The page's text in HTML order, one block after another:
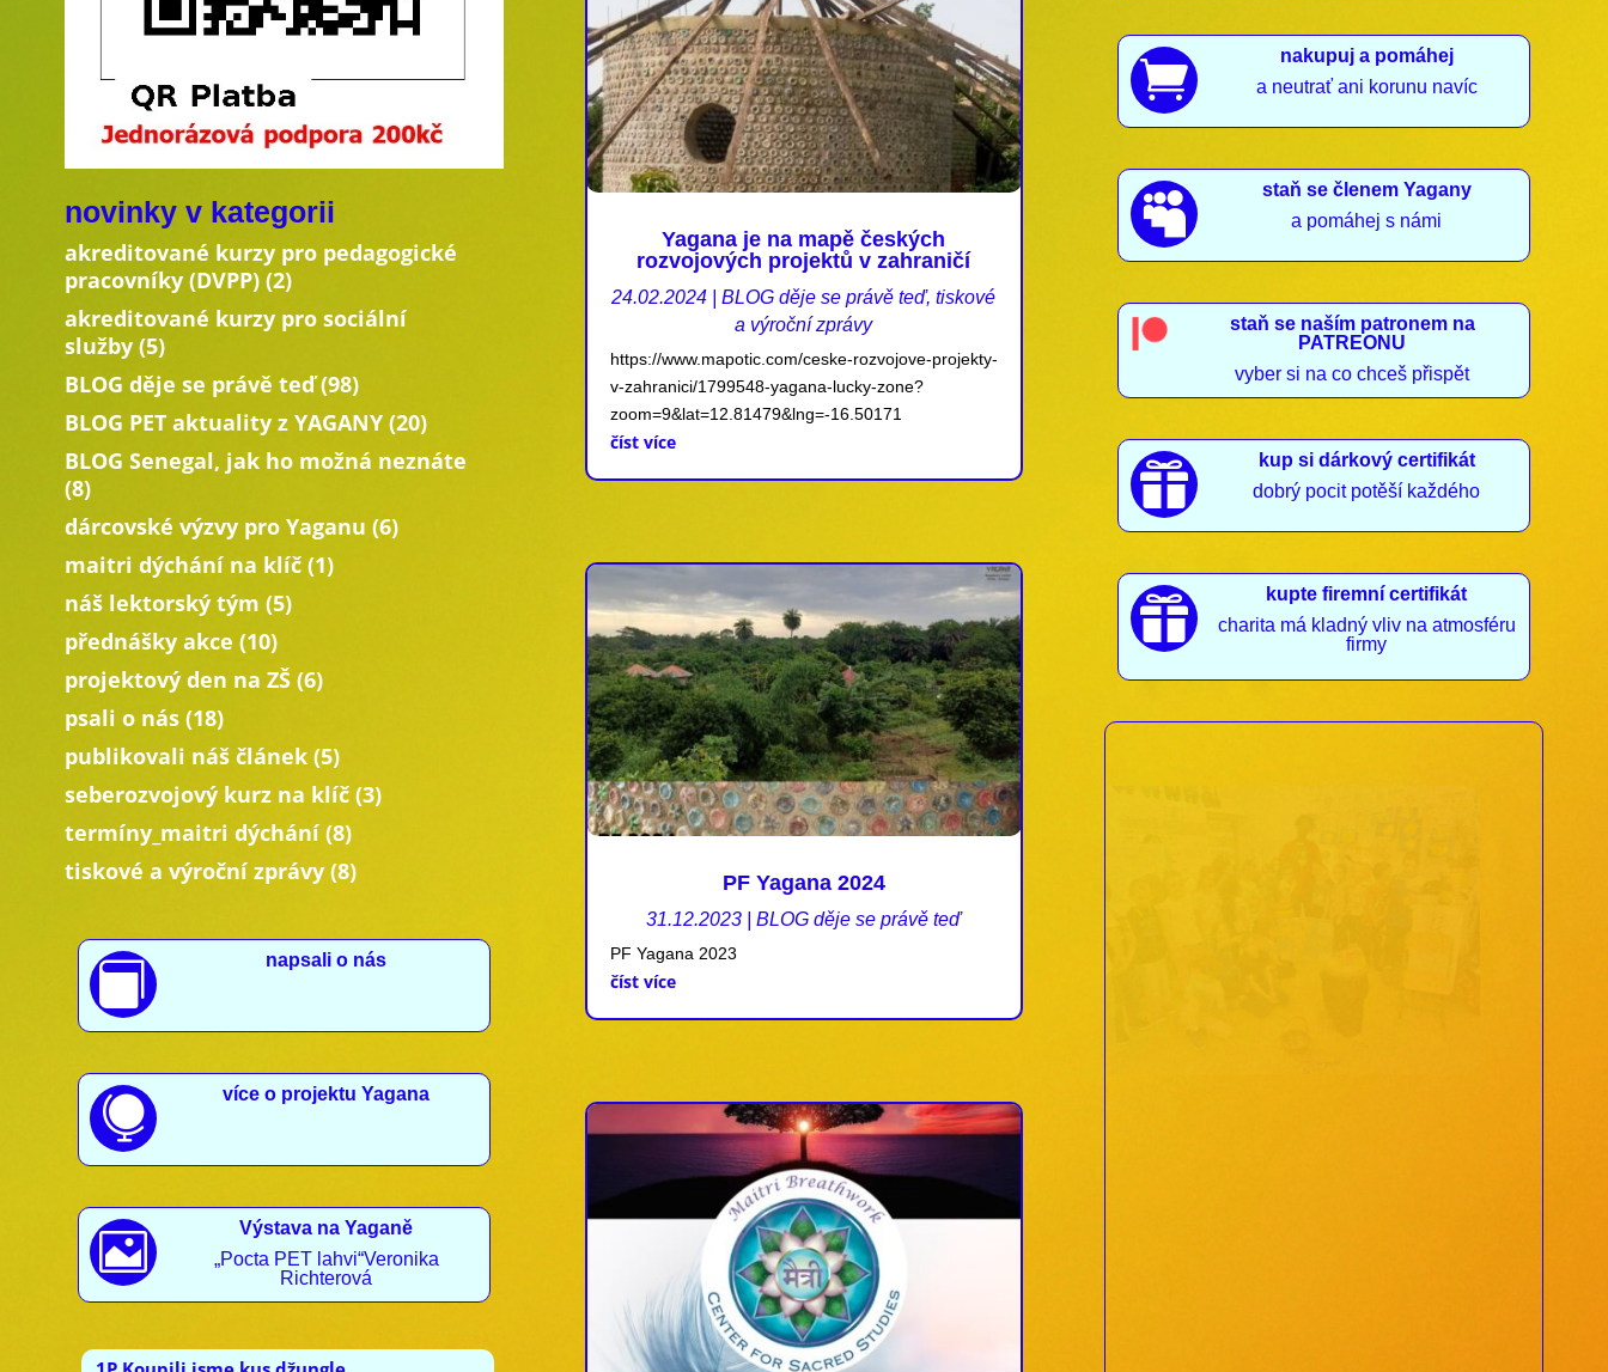
novinky v kategorii
akreditované kurzy pro pedagogické
pracovníky (DVPP)(2)
akreditované kurzy pro sociální
služby(5)
BLOG děje se právě teď(98)
BLOG PET aktuality z YAGANY(20)
BLOG Senegal, jak ho možná neznáte
(8)
dárcovské výzvy pro Yaganu (6)
maitri dýchání na klíč(1)
náš lektorský tým (5)
přednášky akce (10)
projektový den na ZŠ(6)
psali o nás(18)
publikovali náš článek(5)
seberozvojový kurz na klíč(3)
termíny_maitri dýchání(8)
tiskové a výroční zprávy(8)
 napsali o nás
 více o projektu Yagana

Výstava na Yaganě
„Pocta PET lahvi“Veronika
Richterová
Yagana je na mapě českých
rozvojových projektů v zahraničí
24.02.2024 |BLOG děje se právě teď,tiskové
a výroční zprávy
https://www.mapotic.com/ceske-rozvojove-projekty-
v-zahranici/1799548-yagana-lucky-zone?
zoom=9&lat=12.81479&lng=-16.50171
číst více
PF Yagana 2024
31.12.2023 |BLOG děje se právě teď
PF Yagana 2023
číst více

nakupuj a pomáhej
a neutrať ani korunu navíc

staň se členem Yagany
a pomáhej s námi
staň se naším patronem na
PATREONU
vyber si na co chceš přispět

kup si dárkový certifikát
dobrý pocit potěší každého

kupte firemní certifikát
charita má kladný vliv na atmosféru
firmy